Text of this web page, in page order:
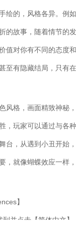
绘的，风格各异。例
的故事，随着情节的
值对你有不同的态度
至有隐藏结局，只有
风格，画面精致神秘
，玩家可以通过与各
台，从遇到小丑开始
，就像蝴蝶效应一样
】
并点击【简体中文】